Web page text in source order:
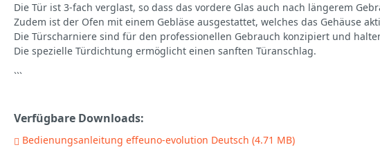
Die Tür ist 3-fach verglast, so dass das vordere Glas auch nach längerem
Zudem ist der Ofen mit einem Gebläse ausgestattet, welches das Gehäuse
Die Türscharniere sind für den professionellen Gebrauch konzipiert und
Die spezielle Türdichtung ermöglicht einen sanften Türanschlag.
```
Verfügbare Downloads:
Bedienungsanleitung effeuno-evolution Deutsch (4.71 MB)